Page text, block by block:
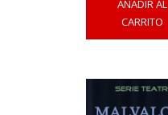
AÑADIR AL
CARRITO